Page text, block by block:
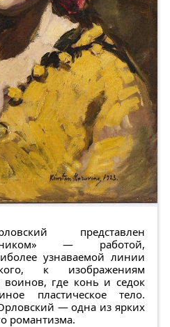
представлен
— работой,
узнаваемой линии
к изображениям
воинов, где конь и седок
пластическое тело.
— одна из ярких
романтизма.